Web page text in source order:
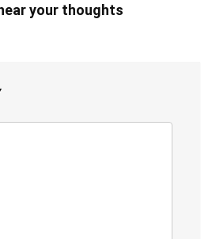
your thoughts